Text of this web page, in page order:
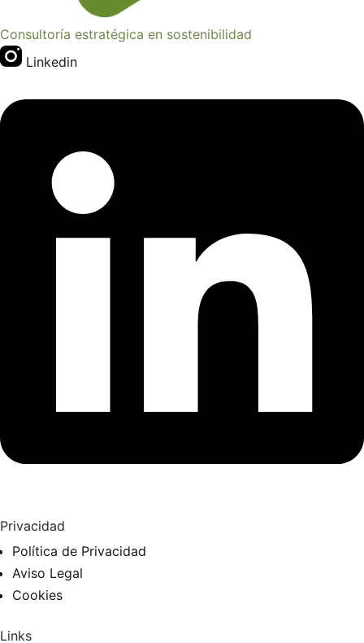
Consultoría estratégica en sostenibilidad
Linkedin
Privacidad
Política de Privacidad
Aviso Legal
Cookies
Links